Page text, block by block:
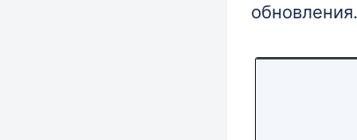
обновления.